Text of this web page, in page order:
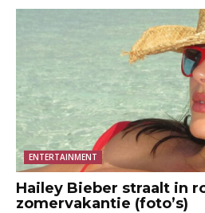
ENTERTAINMENT
Hailey Bieber straalt in
zomervakantie (foto’s)